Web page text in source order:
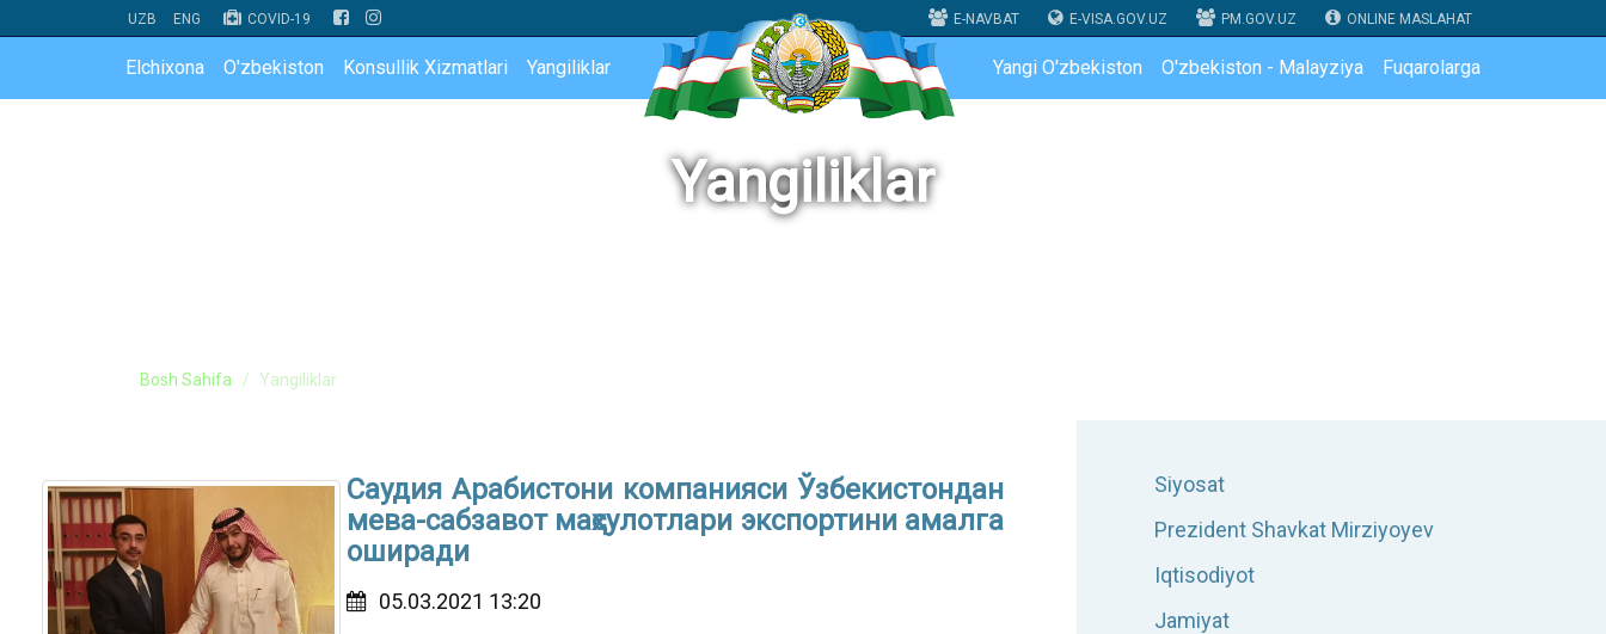
UZB ENG COVID-19 E-NAVBAT E-VISA.GOV.UZ PM.GOV.UZ ONLINE MASLAHAT
Elchixona O'zbekiston Konsullik Xizmatlari Yangiliklar Yangi O'zbekiston O'zbekiston - Malayziya Fuqarolarga
Yangiliklar
Bosh Sahifa Yangiliklar
Саудия Арабистони компанияси Ўзбекистондан
мева-сабзавот маҳсулотлари экспортини амалга
оширади
05.03.2021 13:20
Siyosat
Prezident Shavkat Mirziyoyev
Iqtisodiyot
Jamiyat